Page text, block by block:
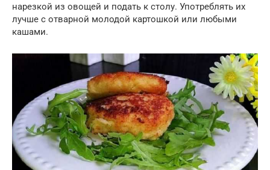
нарезкой из овощей и подать к столу. Употреблять их
лучше с отварной молодой картошкой или любыми
кашами.